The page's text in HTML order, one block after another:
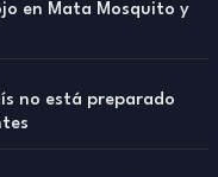
en Mata Mosquito y
no está preparado